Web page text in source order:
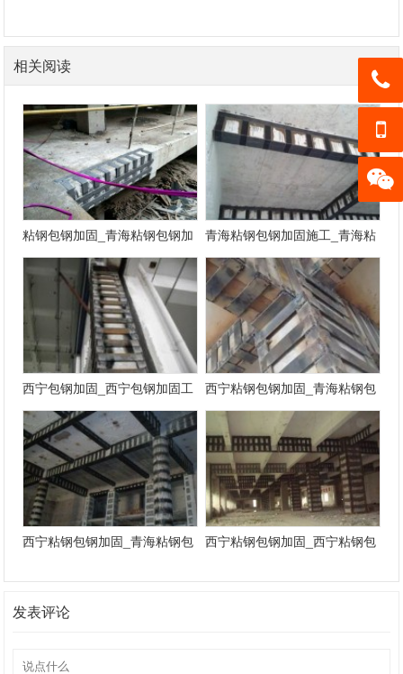
相关阅读
粘钢包钢加固_青海粘钢包钢加
固公司
青海粘钢包钢加固施工_青海粘
钢包钢加固
西宁包钢加固_西宁包钢加固工
程
西宁粘钢包钢加固_青海粘钢包
钢加固公司
西宁粘钢包钢加固_青海粘钢包
西宁粘钢包钢加固_西宁粘钢包
发表评论
13139
05050
13139
05050
3
加微信
客服